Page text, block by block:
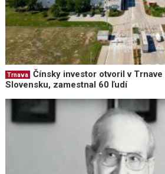
Trnava
Čínsky investor otvoril v
Slovensku, zamestnal 60 ľudí